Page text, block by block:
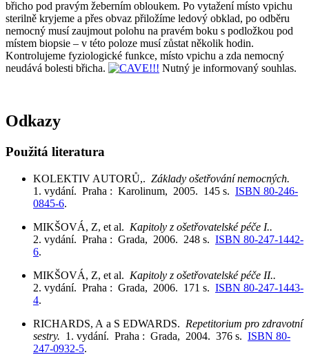
břicho pod pravým žeberním obloukem. Po vytažení místo vpichu
sterilně kryjeme a přes obvaz přiložíme ledový obklad, po odběru
nemocný musí zaujmout polohu na pravém boku s podložkou pod
místem biopsie – v této poloze musí zůstat několik hodin.
Kontrolujeme fyziologické funkce, místo vpichu a zda nemocný
neudává bolesti břicha.
Nutný je informovaný souhlas.
Odkazy
Použitá literatura
KOLEKTIV AUTORŮ,. Základy ošetřování nemocných.
1. vydání. Praha : Karolinum, 2005. 145 s. ISBN 80-246-
0845-6.
MIKŠOVÁ, Z, et al. Kapitoly z ošetřovatelské péče I..
2. vydání. Praha : Grada, 2006. 248 s. ISBN 80-247-1442-
6.
MIKŠOVÁ, Z, et al. Kapitoly z ošetřovatelské péče II..
2. vydání. Praha : Grada, 2006. 171 s. ISBN 80-247-1443-
4.
RICHARDS, A a S EDWARDS. Repetitorium pro zdravotní
sestry. 1. vydání. Praha : Grada, 2004. 376 s. ISBN 80-
247-0932-5.